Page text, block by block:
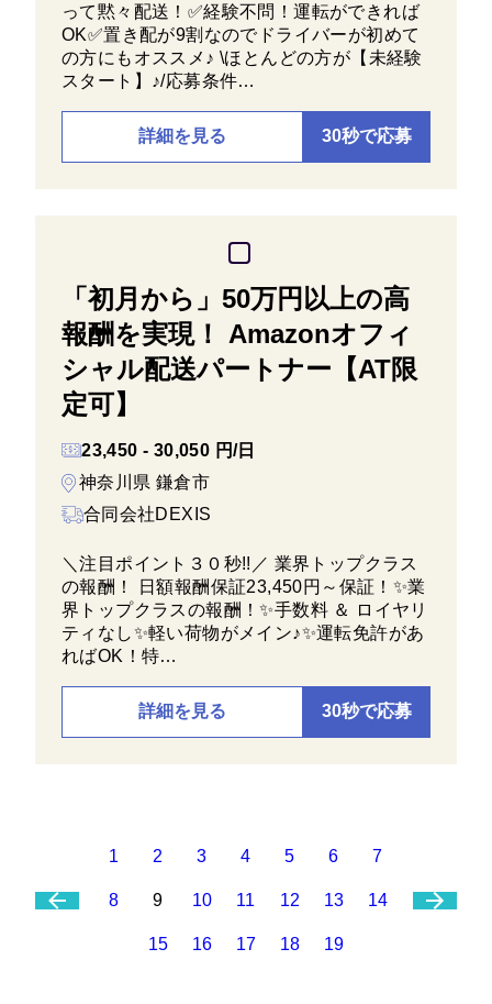
って黙々配送！✅経験不問！運転ができれば
OK✅置き配が9割なのでドライバーが初めて
の方にもオススメ♪ \ほとんどの方が【未経験
スタート】♪/応募条件…
詳細を見る 30秒で応募
「初月から」50万円以上の高
報酬を実現！ Amazonオフィ
シャル配送パートナー【AT限
定可】
23,450 - 30,050 円/日
神奈川県 鎌倉市
合同会社DEXIS
＼注目ポイント３０秒!!／ 業界トップクラス
の報酬！ 日額報酬保証23,450円～保証！✨業
界トップクラスの報酬！✨手数料 ＆ ロイヤリ
ティなし✨軽い荷物がメイン♪✨運転免許があ
ればOK！特…
詳細を見る 30秒で応募
1 2 3 4 5 6 7
8 9 10 11 12 13 14
15 16 17 18 19